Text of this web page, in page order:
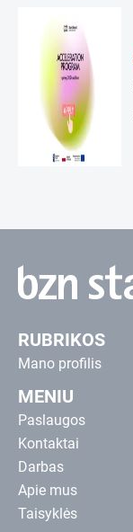
RUBRIKOS
Mano profilis
MENIU
Paslaugos
Kontaktai
Darbas
Apie mus
Taisyklės